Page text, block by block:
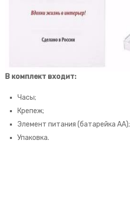
В комплект входит:
Часы;
Крепеж;
Элемент питания (батарейка АА);
Упаковка.